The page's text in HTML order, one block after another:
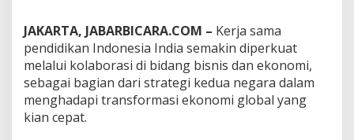
b
o
r
a
s
i
JAKARTA, JABARBICARA.COM – Kerja sama
pendidikan Indonesia India semakin diperkuat
melalui kolaborasi di bidang bisnis dan ekonomi,
sebagai bagian dari strategi kedua negara dalam
menghadapi transformasi ekonomi global yang
kian cepat.